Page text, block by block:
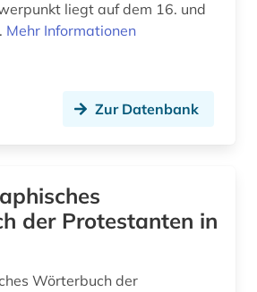
auf dem 16. und
Mehr Informationen
Zur Datenbank
der Protestanten in
Wörterbuch der